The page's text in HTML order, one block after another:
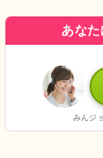
あなた
みんジ